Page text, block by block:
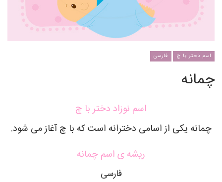
اسم دختر با چ فارسی
چمانه
اسم نوزاد دختر با چ
چمانه یکی از اسامی دخترانه است که با چ آغاز می شود.
ریشه ی اسم چمانه
فارسی